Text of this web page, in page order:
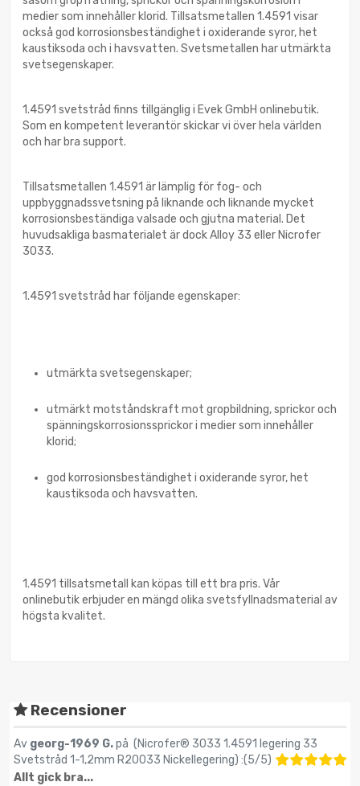
medier som innehåller klorid. Tillsatsmetallen 1.4591 visar
också god korrosionsbeständighet i oxiderande syror, het
kaustiksoda och i havsvatten. Svetsmetallen har utmärkta
svetsegenskaper.
1.4591 svetstråd finns tillgänglig i Evek GmbH onlinebutik.
Som en kompetent leverantör skickar vi över hela världen
och har bra support.
Tillsatsmetallen 1.4591 är lämplig för fog- och
uppbyggnadssvetsning på liknande och liknande mycket
korrosionsbeständiga valsade och gjutna material. Det
huvudsakliga basmaterialet är dock Alloy 33 eller Nicrofer
3033.
1.4591 svetstråd har följande egenskaper:
utmärkta svetsegenskaper;
utmärkt motståndskraft mot gropbildning, sprickor och
spänningskorrosionssprickor i medier som innehåller
klorid;
god korrosionsbeständighet i oxiderande syror, het
kaustiksoda och havsvatten.
1.4591 tillsatsmetall kan köpas till ett bra pris. Vår
onlinebutik erbjuder en mängd olika svetsfyllnadsmaterial av
högsta kvalitet.
Recensioner
Av georg-1969 G.på (Nicrofer® 3033 1.4591 legering 33
Svetstråd 1-1,2mm R20033 Nickellegering) :(5/5)
Allt gick bra...